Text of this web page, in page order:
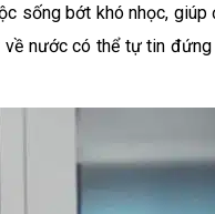
sống bớt khó nhọc,
nước có thể tự tin